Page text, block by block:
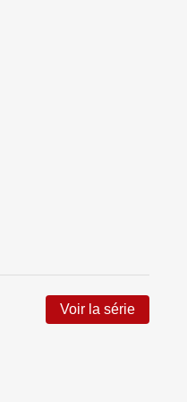
Voir la série